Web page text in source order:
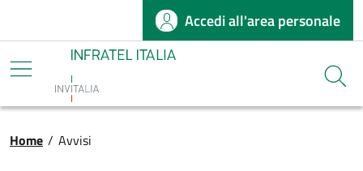
Salta al contenuto principaleAccedi all'area personale
Infratel
Briciole di pane
Home / Avvisi